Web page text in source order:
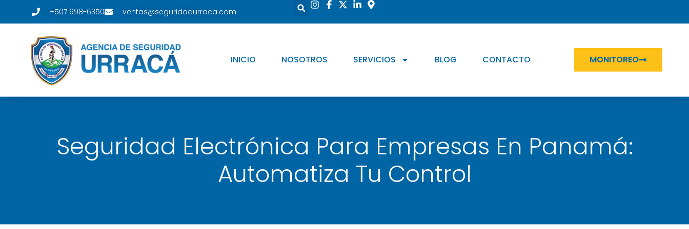
+507 998-6350 ventas@seguridadurraca.com
INICIO NOSOTROS SERVICIOS BLOG CONTACTO MONITOREO
Seguridad Electrónica Para Empresas En Panamá:
Automatiza Tu Control